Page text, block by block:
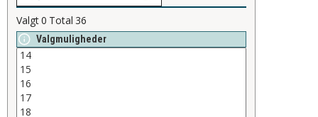
Valgt0 Total 36
Valgmuligheder